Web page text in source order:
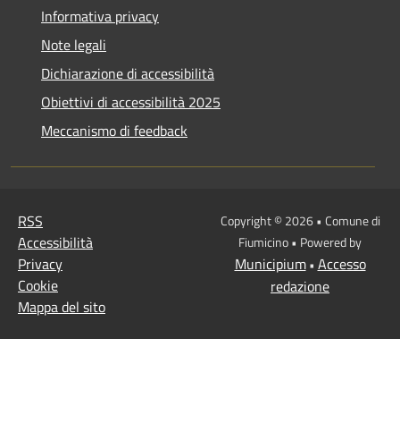
Informativa privacy
Note legali
Dichiarazione di accessibilità
Obiettivi di accessibilità 2025
Meccanismo di feedback
RSS
Accessibilità
Privacy
Cookie
Mappa del sito
Copyright © 2026 • Comune di
Fiumicino • Powered by
Municipium• Accesso
redazione